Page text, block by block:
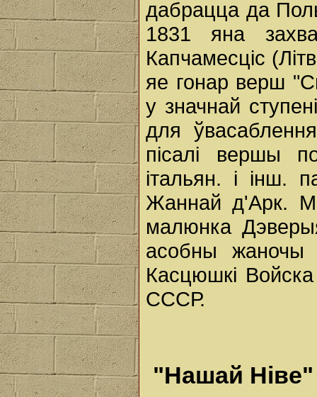
дабрацца да
1831 яна
Капчамесціс
яе гонар верш
у значнай
для
пісалі вершы
італьян. і інш.
Жаннай д'Арк.
малюнка
асобны жаночы
Касцюшкі
СССР.
"Нашай Ніве"